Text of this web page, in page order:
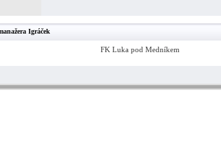
Igráček
FK Luka pod Medníkem